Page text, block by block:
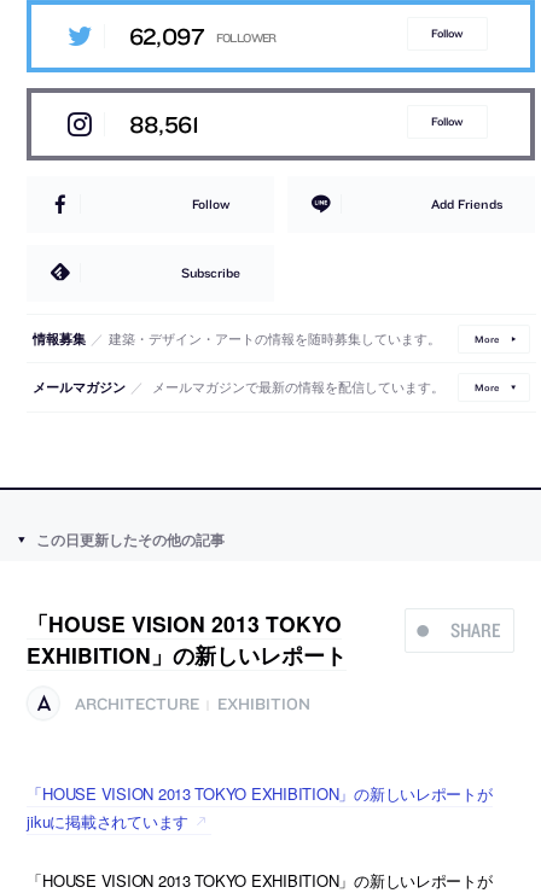
62,097 Follow
88,561 Follow
Follow Add Friends
Subscribe
情報募集 ／ 建築・デザイン・アートの情報を随時募集しています。 More
メールマガジン ／ メールマガジンで最新の情報を配信しています。 More
この日更新したその他の記事
SHARE
「HOUSE VISION 2013 TOKYO
EXHIBITION」の新しいレポート
ARCHITECTURE EXHIBITION
「HOUSE VISION 2013 TOKYO EXHIBITION」の新しいレポートが
jikuに掲載されています
「HOUSE VISION 2013 TOKYO EXHIBITION」の新しいレポートが